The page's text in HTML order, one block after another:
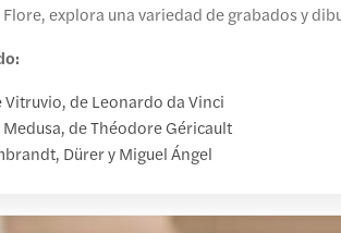
Flore, explora una variedad de grabados y
Vitruvio, de Leonardo da Vinci
Medusa, de Théodore Géricault
Dürer y Miguel Ángel